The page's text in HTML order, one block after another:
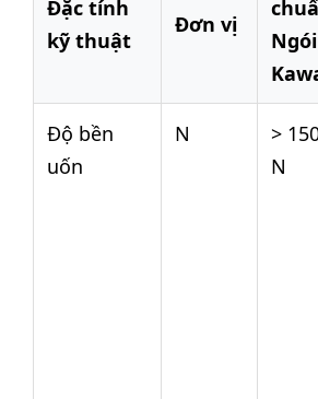
Đặc tính
kỹ thuật
Đơn vị
Ngói
Độ bền
uốn
N
>
N